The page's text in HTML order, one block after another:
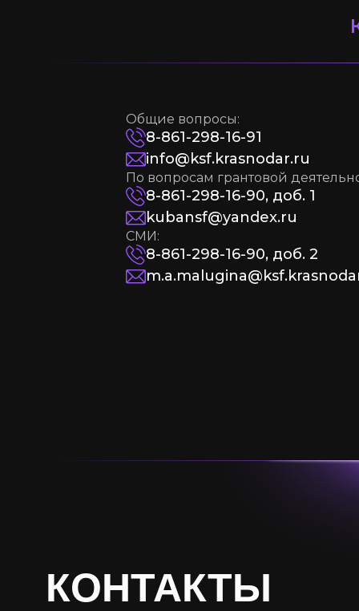
Общие вопросы:
8-861-298-16-91
info@ksf.krasnodar.ru
По вопросам грантовой
8-861-298-16-90, доб. 1
kubansf@yandex.ru
СМИ:
8-861-298-16-90, доб. 2
КОНТАКТЫ